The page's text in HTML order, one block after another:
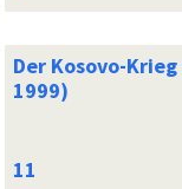
Der Kosovo-
1999)